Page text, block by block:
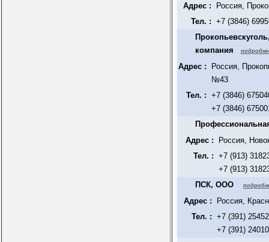
Адрес :
Россия,
Тел. : +7 (3846)
компания
Адрес :
Россия,
№43
Тел. : +7 (3846)
+7 (3846)
Адрес :
Россия,
Тел. : +7 (913)
+7 (913)
ПСК, ООО
Адрес :
Россия,
Тел. : +7 (391)
+7 (391)